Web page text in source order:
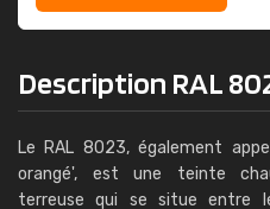
Description RAL
Le RAL 8023, également
orangé', est une teinte
terreuse qui se situe entre